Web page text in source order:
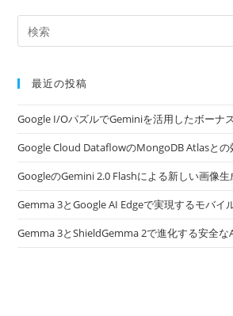
最近の投稿
Google I/OパズルでGeminiを活用したボーナ
Google Cloud DataflowのMongoDB Atlasとの
GoogleのGemini 2.0 Flashによる新しい画像
Gemma 3とGoogle AI Edgeで実現するモバイ
Gemma 3とShieldGemma 2で進化する安全な